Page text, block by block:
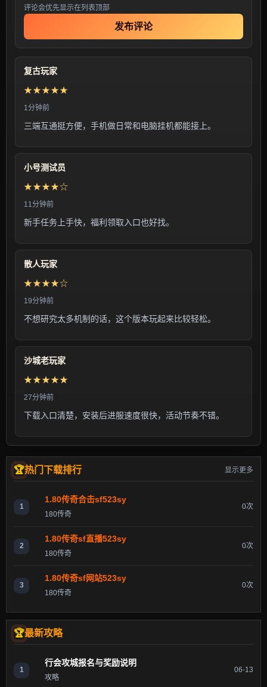
评论会优先显示在列表顶部
发布评论
复古玩家
★★★★★
1分钟前
三端互通挺方便，手机做日常和电脑挂机都能接上。
小号测试员
★★★★☆
11分钟前
新手任务上手快，福利领取入口也好找。
散人玩家
★★★★☆
19分钟前
不想研究太多机制的话，这个版本玩起来比较轻松。
沙城老玩家
★★★★★
27分钟前
下载入口清楚，安装后进服速度很快，活动节奏不错。
热门下载排行 显示更多
1
1.80传奇合击sf523sy
180传奇
0次
2
1.80传奇sf直播523sy
180传奇
0次
3
1.80传奇sf网站523sy
180传奇
0次
最新攻略
1
行会攻城报名与奖励说明
攻略
06-13